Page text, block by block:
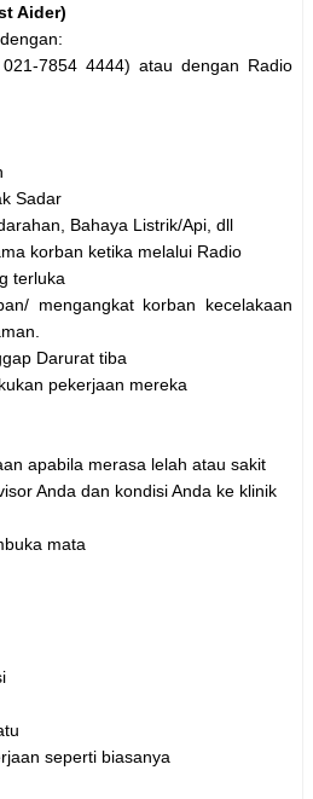
Aider)
7854 4444) atau dengan Radio
Sadar
Bahaya Listrik/Api, dll
korban ketika melalui Radio
terluka
mengangkat korban kecelakaan
Darurat tiba
pekerjaan mereka
apabila merasa lelah atau sakit
Anda dan kondisi Anda ke klinik
mata
seperti biasanya